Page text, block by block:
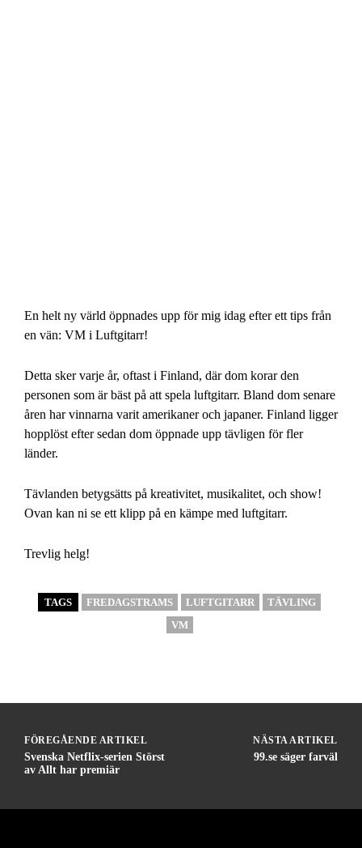
En helt ny värld öppnades upp för mig idag efter ett tips från
en vän: VM i Luftgitarr!
Detta sker varje år, oftast i Finland, där dom korar den
personen som är bäst på att spela luftgitarr. Bland dom senare
åren har vinnarna varit amerikaner och japaner. Finland ligger
hopplöst efter sedan dom öppnade upp tävligen för fler
länder.
Tävlanden betygsätts på kreativitet, musikalitet, och show!
Ovan kan ni se ett klipp på en kämpe med luftgitarr.
Trevlig helg!
TAGS FREDAGSTRAMS LUFTGITARR
TÄVLING
VM
FÖREGÅENDE ARTIKEL
Svenska Netflix-serien Störst
av Allt har premiär
NÄSTA ARTIKEL
99.se säger farväl